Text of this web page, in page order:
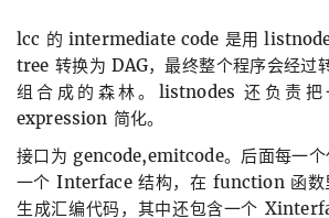
lcc 的 intermediate code 是用
tree 转换为 DAG，最终整个程序会经过
组合成的森林。listnodes 还负责
expression 简化。
接口为 gencode,emitcode。后面每一个
一个 Interface 结构，在 function 函数
生成汇编代码，其中还包含一个